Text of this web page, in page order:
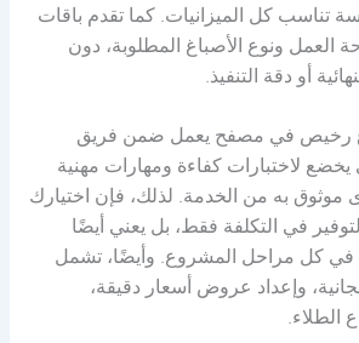
تناسب كل الميزانيات. كما تقدم باقات
ونوع الأصباغ المطلوبة، دون
أو دقة التنفيذ.
رخيص في مصفح يعمل ضمن فريق
يخضع لاختبارات كفاءة ومهارات مهنية
به من الخدمة. لذلك، فإن اختيارك
في التكلفة فقط، بل يعني أيضًا
كل مراحل المشروع. وأيضًا، تشمل
وإعداد عروض أسعار دقيقة،
الطلاء.